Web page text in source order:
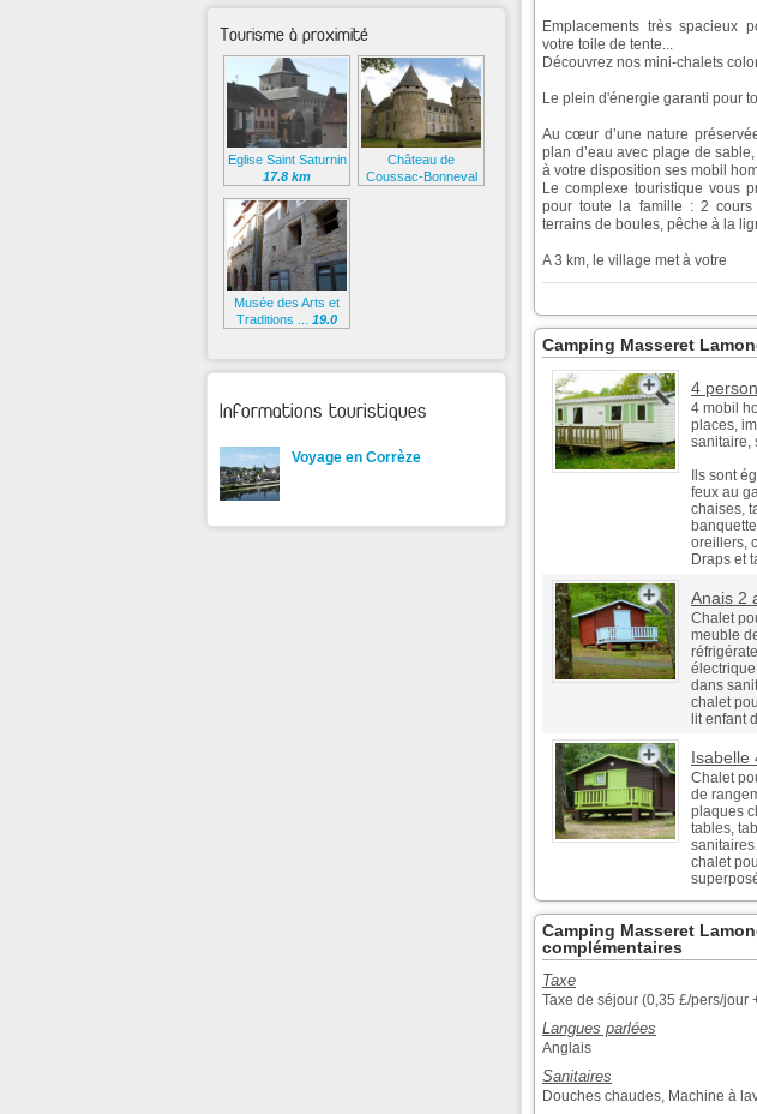
Emplacements très spacieux
votre toile de tente...
Découvrez nos mini-chalets
Le plein d'énergie garanti pour
Au cœur d’une nature
plan d’eau avec plage de
à votre disposition ses mobil
Le complexe touristique vous
pour toute la famille : 2 cours
terrains de boules, pêche à la
A 3 km, le village met à votre
Camping Masseret
4
4 mobil
places,
sanitaire,
Ils sont
feux au
chaises,
oreillers,
Draps et
Anais 2
Chalet
meuble
dans
chalet
lit enfant
Isabelle
Chalet
de
plaques
tables,
chalet
Camping Masseret
complémentaires
Taxe
Taxe de séjour (0,35 £/pers/jour
Langues parlées
Anglais
Sanitaires
Douches chaudes, Machine à
Tourisme à proximité
Eglise Saint Saturnin
17.8 km
Château de
Coussac-Bonneval
Musée des Arts et
Traditions ... 19.0
Informations touristiques
Voyage en Corrèze